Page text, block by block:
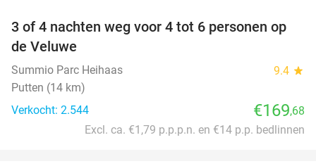
3 of 4 nachten weg voor 4 tot 6 personen op
de Veluwe
Summio Parc Heihaas 9.4 star
Putten (14 km)
Verkocht: 2.544
€169,68
Excl. ca. €1,79 p.p.p.n. en €14 p.p. bedlinnen